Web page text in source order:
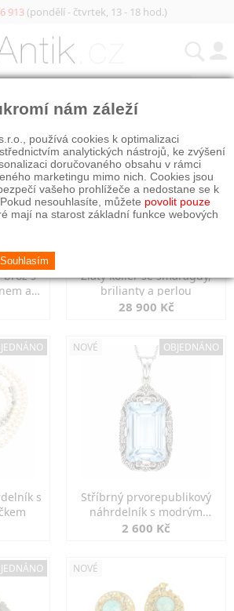
913(pondělí - čtvrtek, 13 - 18 hod.)
s
a
Zlatý kolier se smaragdy,
brilianty a perlou
28 900 Kč
s
NOVÉ OBJEDNÁNO
Stříbrný prvorepublikový
náhrdelník s modrým
spinelem
2 600 Kč
NOVÉ
nám záleží
používá cookies k optimalizaci
analytických nástrojů, ke zvýšení
doručovaného obsahu v rámci
marketingu mimo nich. Cookies jsou
vašeho prohlížeče a nedostane se k
nesouhlasíte, můžete povolit pouze
mají na starost základní funkce webových
Souhlasím